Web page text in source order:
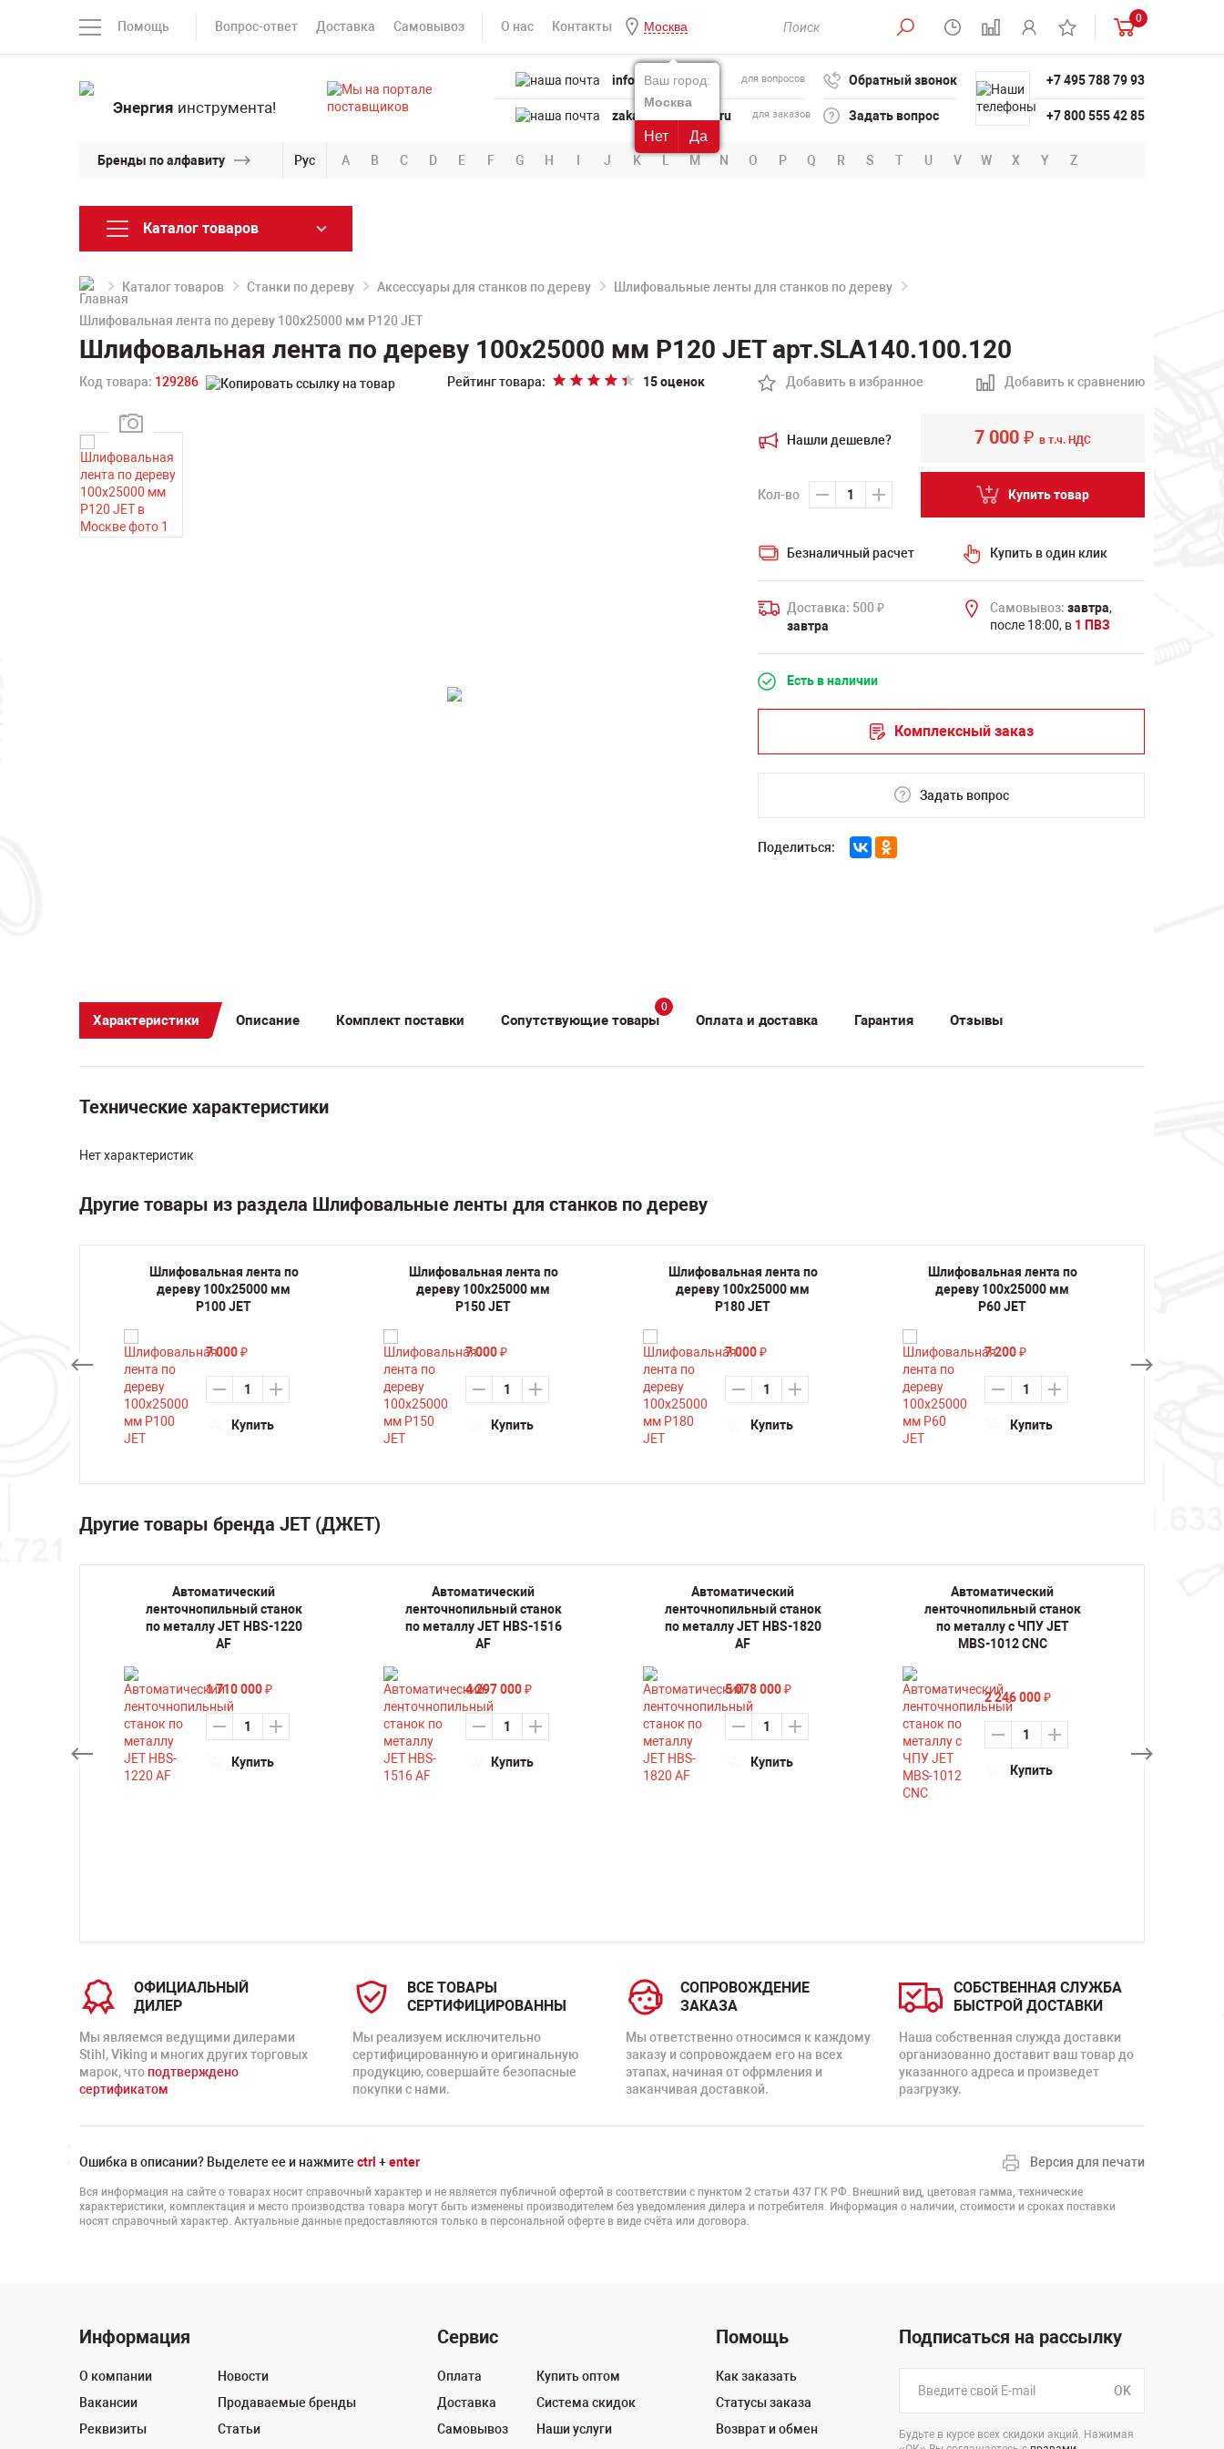
Помощь Вопрос-ответ Доставка Самовывоз О нас Контакты Москва
Ваш город:
Москва
Нет Да
0
Энергия инструмента!
info@powertool.ru для вопросов
zakaz@powertool.ru для заказов
Обратный звонок
Задать вопрос
+7 495 788 79 93
+7 800 555 42 85
Бренды по алфавиту Рус A B C D E F G H I J K L M N O P Q R S T U V W X Y Z
Каталог товаров
Каталог товаров Станки по дереву Аксессуары для станков по дереву Шлифовальные ленты для станков по дереву
Шлифовальная лента по дереву 100х25000 мм P120 JET
Шлифовальная лента по дереву 100х25000 мм P120 JET арт.SLA140.100.120
Код товара: 129286 Рейтинг товара: 15 оценок Добавить в избранное Добавить к сравнению
Нашли дешевле?
Кол-во
7 000 ₽ в т.ч. НДС
Купить товар
Безналичный расчет Купить в один клик
Доставка: 500 ₽
завтра
Самовывоз: завтра,
после 18:00, в 1 ПВЗ
Есть в наличии
Комплексный заказ
Задать вопрос
Поделиться:
Характеристики Описание Комплект поставки Сопутствующие товары
0
Оплата и доставка Гарантия Отзывы
Технические характеристики
Нет характеристик
Другие товары из раздела Шлифовальные ленты для станков по дереву
Шлифовальная лента по
дереву 100х25000 мм
P100 JET
7 000 ₽
Купить
Шлифовальная лента по
дереву 100х25000 мм
P150 JET
7 000 ₽
Купить
Шлифовальная лента по
дереву 100х25000 мм
P180 JET
7 000 ₽
Купить
Шлифовальная лента по
дереву 100х25000 мм
P60 JET
7 200 ₽
Купить
Другие товары бренда JET (ДЖЕТ)
Автоматический
ленточнопильный станок
по металлу JET HBS-1220
AF
1 710 000 ₽
Купить
Автоматический
ленточнопильный станок
по металлу JET HBS-1516
AF
4 297 000 ₽
Купить
Автоматический
ленточнопильный станок
по металлу JET HBS-1820
AF
5 078 000 ₽
Купить
Автоматический
ленточнопильный станок
по металлу с ЧПУ JET
MBS-1012 CNC
2 246 000 ₽
Купить
ОФИЦИАЛЬНЫЙ
ДИЛЕР
Мы являемся ведущими дилерами
Stihl, Viking и многих других торговых
марок, что подтверждено
сертификатом
ВСЕ ТОВАРЫ
СЕРТИФИЦИРОВАННЫ
Мы реализуем исключительно
сертифицированную и оригинальную
продукцию, совершайте безопасные
покупки с нами.
СОПРОВОЖДЕНИЕ
ЗАКАЗА
Мы ответственно относимся к каждому
заказу и сопровождаем его на всех
этапах, начиная от офрмления и
заканчивая доставкой.
СОБСТВЕННАЯ СЛУЖБА
БЫСТРОЙ ДОСТАВКИ
Наша собственная служда доставки
организованно доставит ваш товар до
указанного адреса и произведет
разгрузку.
Ошибка в описании? Выделете ее и нажмите ctrl +enter Версия для печати
Вся информация на сайте о товарах носит справочный характер и не является публичной офертой в соответствии с пунктом 2 статьи 437 ГК РФ. Внешний вид, цветовая гамма, технические
характеристики, комплектация и место производства товара могут быть изменены производителем без уведомления дилера и потребителя. Информация о наличии, стоимости и сроках поставки
носят справочный характер. Актуальные данные предоставляются только в персональной оферте в виде счёта или договора.
Информация
О компании
Вакансии
Реквизиты
Новости
Продаваемые бренды
Статьи
Сервис
Оплата
Доставка
Самовывоз
Купить оптом
Система скидок
Наши услуги
Помощь
Как заказать
Статусы заказа
Возврат и обмен
Подписаться на рассылку
OK
Будьте в курсе всех скидоки акций. Нажимая